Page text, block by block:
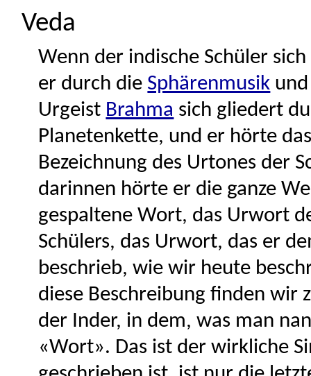
Veda
Wenn der indische Schüler
er durch die Sphärenmusik
Urgeist Brahma sich gliedert
Planetenkette, und er hörte
Bezeichnung des Urtones der
darinnen hörte er die ganze
gespaltene Wort, das Urwort
Schülers, das Urwort, das er
beschrieb, wie wir heute
diese Beschreibung finden wir
der Inder, in dem, was man
«Wort». Das ist der wirkliche